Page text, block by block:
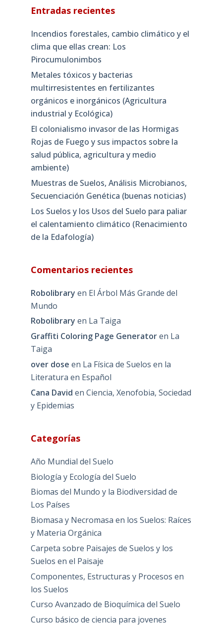
Entradas recientes
Incendios forestales, cambio climático y el
clima que ellas crean: Los
Pirocumulonimbos
Metales tóxicos y bacterias
multirresistentes en fertilizantes
orgánicos e inorgánicos (Agricultura
industrial y Ecológica)
El colonialismo invasor de las Hormigas
Rojas de Fuego y sus impactos sobre la
salud pública, agricultura y medio
ambiente)
Muestras de Suelos, Análisis Microbianos,
Secuenciación Genética (buenas noticias)
Los Suelos y los Usos del Suelo para paliar
el calentamiento climático (Renacimiento
de la Edafología)
Comentarios recientes
Robolibrary en El Árbol Más Grande del
Mundo
Robolibrary en La Taiga
Graffiti Coloring Page Generatoren La
Taiga
over dose en La Física de Suelos en la
Literatura en Español
Cana David en Ciencia, Xenofobia, Sociedad
y Epidemias
Categorías
Año Mundial del Suelo
Biología y Ecología del Suelo
Biomas del Mundo y la Biodiversidad de
Los Países
Biomasa y Necromasa en los Suelos: Raíces
y Materia Orgánica
Carpeta sobre Paisajes de Suelos y los
Suelos en el Paisaje
Componentes, Estructuras y Procesos en
los Suelos
Curso Avanzado de Bioquímica del Suelo
Curso básico de ciencia para jovenes